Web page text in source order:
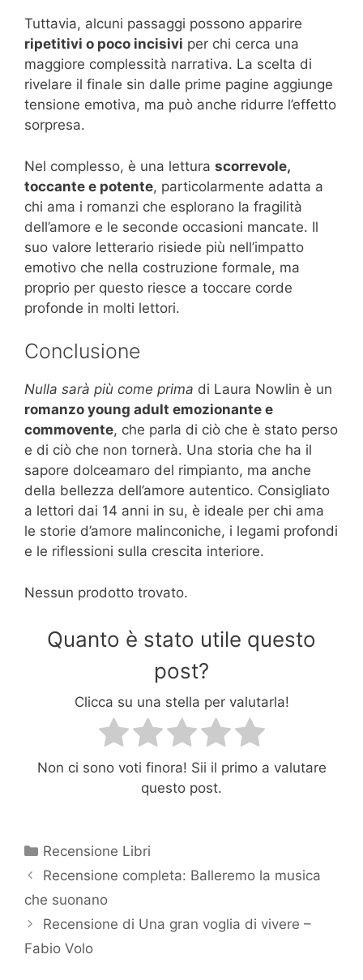
Tuttavia, alcuni passaggi possono apparire
ripetitivi o poco incisivi per chi cerca una
maggiore complessità narrativa. La scelta di
rivelare il finale sin dalle prime pagine aggiunge
tensione emotiva, ma può anche ridurre l’effetto
sorpresa.
Nel complesso, è una lettura scorrevole,
toccante e potente, particolarmente adatta a
chi ama i romanzi che esplorano la fragilità
dell’amore e le seconde occasioni mancate. Il
suo valore letterario risiede più nell’impatto
emotivo che nella costruzione formale, ma
proprio per questo riesce a toccare corde
profonde in molti lettori.
Conclusione
Nulla sarà più come prima di Laura Nowlin è un
romanzo young adult emozionante e
commovente, che parla di ciò che è stato perso
e di ciò che non tornerà. Una storia che ha il
sapore dolceamaro del rimpianto, ma anche
della bellezza dell’amore autentico. Consigliato
a lettori dai 14 anni in su, è ideale per chi ama
le storie d’amore malinconiche, i legami profondi
e le riflessioni sulla crescita interiore.
Nessun prodotto trovato.
Quanto è stato utile questo
post?
Clicca su una stella per valutarla!
Non ci sono voti finora! Sii il primo a valutare
questo post.
Categorie
Recensione Libri
Recensione completa: Balleremo la musica
che suonano
Recensione di Una gran voglia di vivere –
Fabio Volo